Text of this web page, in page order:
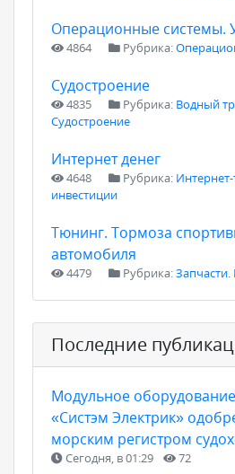
Операционные системы.
4864 Рубрика:
Судостроение
4835 Рубрика: Водный
Судостроение
Интернет денег
4648 Рубрика:
инвестиции
Тюнинг. Тормоза
автомобиля
4479 Рубрика:
Последние
Модульное
«Систэм Электрик»
морским регистром
Сегодня, в 01:29 72